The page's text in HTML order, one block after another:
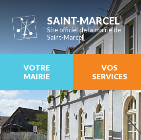
SAINT-MARCEL
Site officiel de la mairie de
Saint-Marcel
VOTRE
MAIRIE
VOS
SERVICES